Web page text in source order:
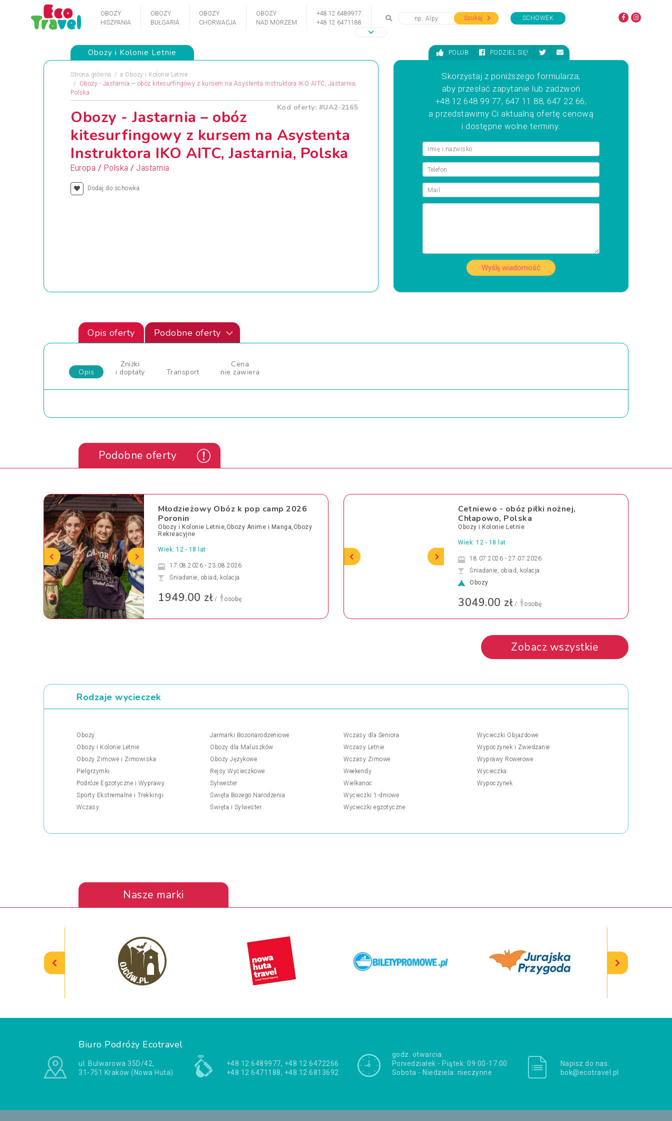
OBOZY
HISZPANIA
OBOZY
BUŁGARIA
OBOZY
CHORWACJA
OBOZY
NAD MORZEM
+48 12 6489977
+48 12 6471188
Szukaj SCHOWEK
Obozy i Kolonie Letnie
Strona główna a Obozy i Kolonie Letnie
Obozy - Jastarnia – obóz kitesurfingowy z kursem na Asystenta Instruktora IKO AITC, Jastarnia,
Polska
Kod oferty: #UA2-2165
Obozy - Jastarnia – obóz
kitesurfingowy z kursem na Asystenta
Instruktora IKO AITC, Jastarnia, Polska
Europa / Polska / Jastarnia
Dodaj do schowka
POLUB PODZIEL SIĘ!
Skorzystaj z poniższego formularza,
aby przesłać zapytanie lub zadzwoń
+48 12 648 99 77, 647 11 88, 647 22 66,
a przedstawimy Ci aktualną ofertę cenową
i dostępne wolne terminy.
Wyślij wiadomość
Opis oferty Podobne oferty
Opis
Zniżki
i dopłaty
Transport
Cena
nie zawiera
Podobne oferty
Młodzieżowy Obóz k pop camp 2026
Poronin
Obozy i Kolonie Letnie,Obozy Anime i Manga,Obozy
Rekreacyjne
Wiek: 12 - 18 lat
17.08.2026 - 23.08.2026
Śniadanie, obiad, kolacja
1949.00 zł/ osobę
Cetniewo - obóz piłki nożnej,
Chłapowo, Polska
Obozy i Kolonie Letnie
Wiek: 12 - 18 lat
18.07.2026 - 27.07.2026
Śniadanie, obiad, kolacja
Obozy
3049.00 zł/ osobę
Zobacz wszystkie
Rodzaje wycieczek
Obozy
Obozy i Kolonie Letnie
Obozy Zimowe i Zimowiska
Pielgrzymki
Podróże Egzotyczne i Wyprawy
Sporty Ekstremalne i Trekkingi
Wczasy
Jarmarki Bożonarodzeniowe
Obozy dla Maluszków
Obozy Językowe
Rejsy Wycieczkowe
Sylwester
Święta Bożego Narodzenia
Święta i Sylwester
Wczasy dla Seniora
Wczasy Letnie
Wczasy Zimowe
Weekendy
Wielkanoc
Wycieczki 1-dniowe
Wycieczki egzotyczne
Wycieczki Objazdowe
Wypoczynek i Zwiedzanie
Wyprawy Rowerowe
Wycieczka
Wypoczynek
Nasze marki
Biuro Podróży Ecotravel
ul. Bulwarowa 35D/42,
31-751 Kraków (Nowa Huta)
+48 12 6489977, +48 12 6472266
+48 12 6471188, +48 12 6813692
godz. otwarcia:
Poniedziałek - Piątek: 09:00-17:00
Sobota - Niedziela: nieczynne
Napisz do nas:
bok@ecotravel.pl